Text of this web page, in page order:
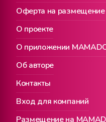
О проекте
Вход для компаний
О приложении
Размещение на
Об авторе
Оферта на размещение
Контакты